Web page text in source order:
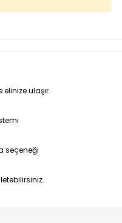
ulaşır.
seçeneği